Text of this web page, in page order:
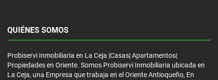
QUIÉNES SOMOS
Probiservi Inmobiliaria en La Ceja |Casas| Apartamentos|
Propiedades en Oriente. Somos Probiservi Inmobiliaria ubicada en
La Ceja, una Empresa que trabaja en el Oriente Antioqueño, En